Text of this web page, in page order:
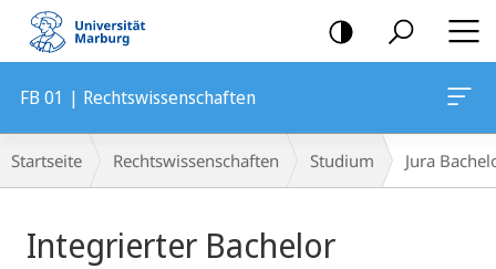
Mobile-
Navigation
FB 01 | Rechtswissenschaften
Breadcrumb-
Navigation
Startseite Rechtswissenschaften Studium Jura
Integrierter Bachelor